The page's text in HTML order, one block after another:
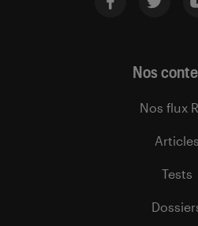
Nos
Nos flux
Articles
Tests